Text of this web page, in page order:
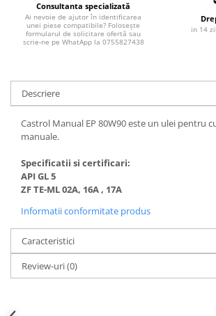
Filtre combustibil
Filtre habitaclu
Filtre uscator
Filtre epurator
Sistem franare
Placute frana
Discuri frana
Senzori uzura placute
Tamburi frana
Cablu frana de mana
Suport etrier
Electrice
Bujii incandescente
Kit distributie
Consultanta specializată
Ai nevoie de ajutor în identificarea
unei piese compatibile? Folosește
formularul de solicitare ofertă sau
scrie-ne pe WhatApp la 0755827438
in 14
Descriere
Castrol Manual EP 80W90 este un ulei pentru
manuale.
Specificatii si certificari:
API GL 5
ZF TE-ML 02A, 16A , 17A
Informatii conformitate produs
Caracteristici
Review-uri(0)